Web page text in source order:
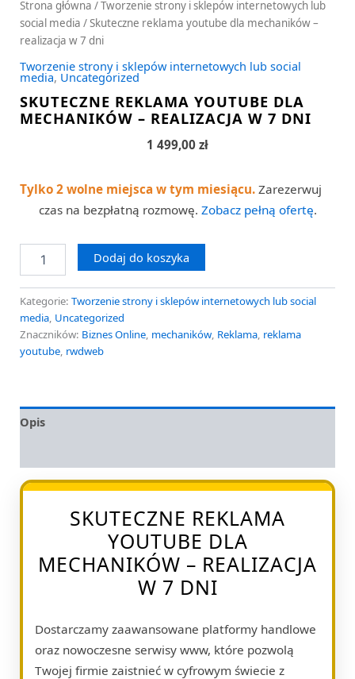
Strona główna /Tworzenie strony i sklepów internetowych lub
social media / Skuteczne reklama youtube dla mechaników –
realizacja w 7 dni
Tworzenie strony i sklepów internetowych lub social
media, Uncategorized
SKUTECZNE REKLAMA YOUTUBE DLA
MECHANIKÓW – REALIZACJA W 7 DNI
1 499,00 zł
Tylko 2 wolne miejsca w tym miesiącu. Zarezerwuj
czas na bezpłatną rozmowę. Zobacz pełną ofertę.
Dodaj do koszyka
Kategorie: Tworzenie strony i sklepów internetowych lub social
media, Uncategorized
Znaczników: Biznes Online, mechaników, Reklama, reklama
youtube, rwdweb
Opis
SKUTECZNE REKLAMA
YOUTUBE DLA
MECHANIKÓW – REALIZACJA
W 7 DNI
Dostarczamy zaawansowane platformy handlowe
oraz nowoczesne serwisy www, które pozwolą
Twojej firmie zaistnieć w cyfrowym świecie z